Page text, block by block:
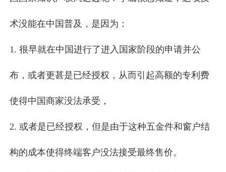
术没能在中国普及，是因为：
1.很早就在中国进行了进入国家阶段的申请并公
布，或者更甚是已经授权，从而引起高额的专利费
使得中国商家没法承受，
2. 或者是已经授权，但是由于这种五金件和窗户结
构的成本使得终端客户没法接受最终售价。